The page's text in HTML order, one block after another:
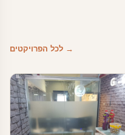
→ לכל הפרויקטים